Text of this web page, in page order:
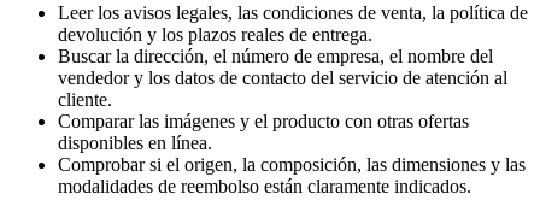
Leer los avisos legales, las condiciones de venta, la política de
devolución y los plazos reales de entrega.
Buscar la dirección, el número de empresa, el nombre del
vendedor y los datos de contacto del servicio de atención al
cliente.
Comparar las imágenes y el producto con otras ofertas
disponibles en línea.
Comprobar si el origen, la composición, las dimensiones y las
modalidades de reembolso están claramente indicados.